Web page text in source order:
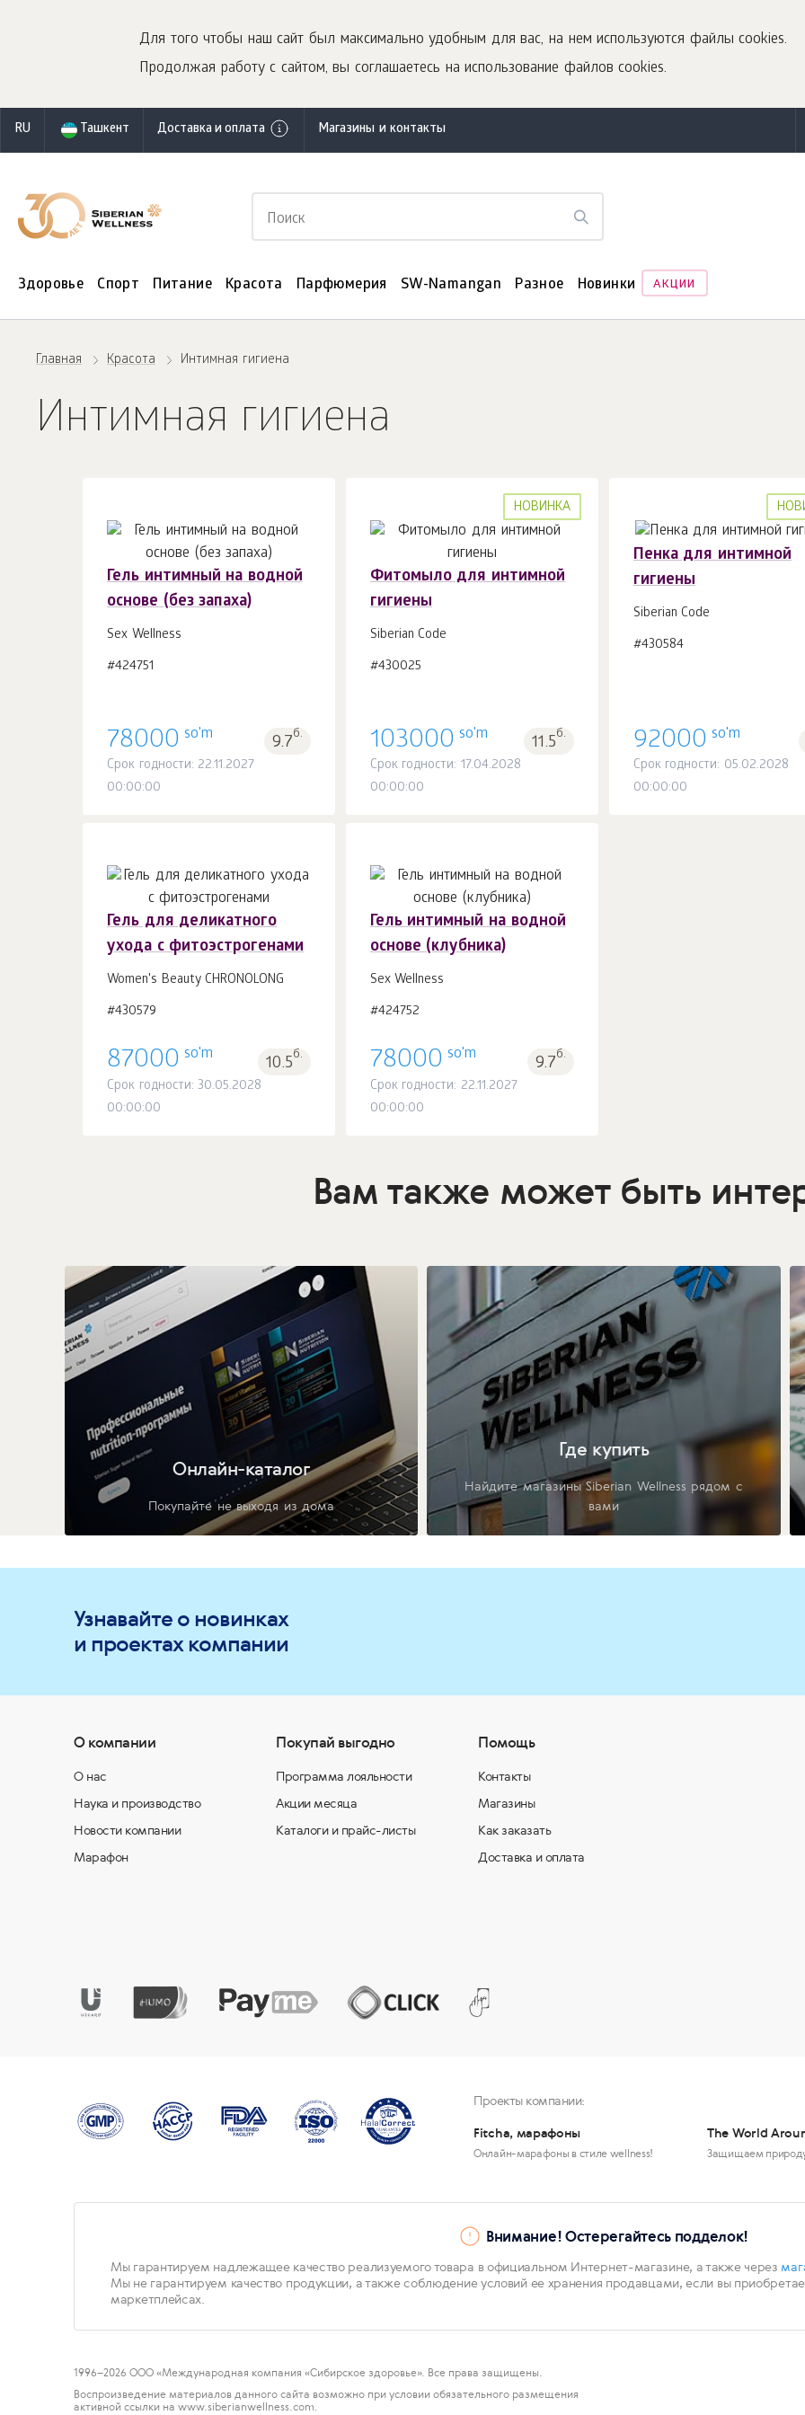
Для того чтобы наш сайт был максимально удобным для вас, на нем используются файлы cookies.
Продолжая работу с сайтом, вы соглашаетесь на использование файлов cookies.
RU Ташкент Доставка и оплата Магазины и контакты
Здоровье Спорт Питание Красота Парфюмерия SW-Namangan Разное Новинки АКЦИИ
Главная Красота Интимная гигиена
Интимная гигиена
Гель интимный на водной
основе (без запаха)
Sex Wellness
#424751
78000 so'm 9.7б.
Срок годности: 22.11.2027
00:00:00
НОВИНКА
Фитомыло для интимной
гигиены
Siberian Code
#430025
103000 so'm 11.5б.
Срок годности: 17.04.2028
00:00:00
Пенка для интимной
гигиены
Siberian Code
#430584
92000 so'm
Срок годности: 05.02.2028
00:00:00
В корзину 1
Гель для деликатного
ухода с фитоэстрогенами
Women's Beauty CHRONOLONG
#430579
87000 so'm 10.5б.
Срок годности: 30.05.2028
00:00:00
Гель интимный на водной
основе (клубника)
Sex Wellness
#424752
78000 so'm 9.7б.
Срок годности: 22.11.2027
00:00:00
Вам также может быть
Онлайн-каталог
Покупайте не выходя из дома
Где купить
Найдите магазины Siberian Wellness рядом с
вами
Узнавайте о новинках
и проектах компании
О компании
О нас
Наука и производство
Новости компании
Марафон
Покупай выгодно
Программа лояльности
Акции месяца
Каталоги и прайс-листы
Помощь
Контакты
Магазины
Как заказать
Доставка и оплата
Проекты компании:
Fitcha, марафоны
Онлайн-марафоны в стиле wellness!
The World
Защищаем
Внимание! Остерегайтесь подделок!
Мы гарантируем надлежащее качество реализуемого товара в официальном Интернет-магазине, а также через
Мы не гарантируем качество продукции, а также соблюдение условий ее хранения продавцами, если вы
маркетплейсах.
1996–2026 ООО «Международная компания «Сибирское здоровье». Все права защищены.
Воспроизведение материалов данного сайта возможно при условии обязательного размещения
активной ссылки на www.siberianwellness.com.